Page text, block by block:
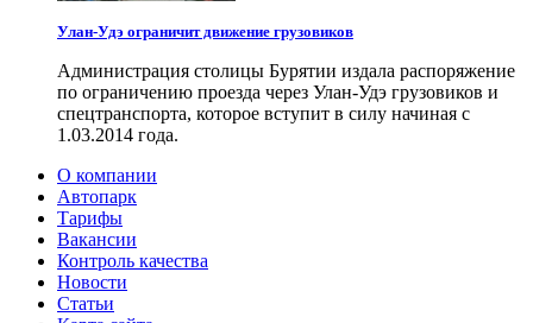
Улан-Удэ ограничит движение грузовиков
Администрация столицы Бурятии издала распоряжение
по ограничению проезда через Улан-Удэ грузовиков и
спецтранспорта, которое вступит в силу начиная с
1.03.2014 года.
О компании
Автопарк
Тарифы
Вакансии
Контроль качества
Новости
Статьи